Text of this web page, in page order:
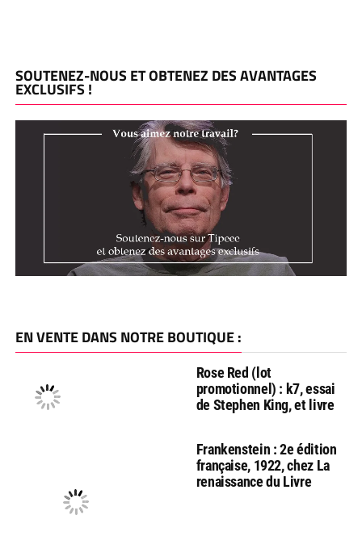
SOUTENEZ-NOUS ET OBTENEZ DES AVANTAGES
EXCLUSIFS !
EN VENTE DANS NOTRE BOUTIQUE :
Rose Red (lot
promotionnel) : k7, essai
de Stephen King, et livre
Frankenstein : 2e édition
française, 1922, chez La
renaissance du Livre